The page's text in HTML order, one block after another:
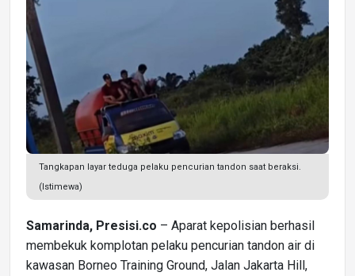
Tangkapan layar teduga pelaku pencurian tandon saat beraksi.
(Istimewa)
Samarinda, Presisi.co – Aparat kepolisian berhasil
membekuk komplotan pelaku pencurian tandon air di
kawasan Borneo Training Ground, Jalan Jakarta Hill,